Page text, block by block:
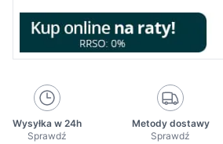
Wysyłka w 24h
Sprawdź
Metody dostawy
Sprawdź